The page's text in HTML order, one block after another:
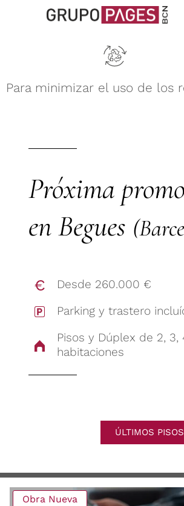
Para minimizar el uso de los
Próxima
en Begues
Desde 260.000 €
Parking y trastero
Pisos y Dúplex de 2, 3,
habitaciones
ÚLTIMOS
Obra Nueva